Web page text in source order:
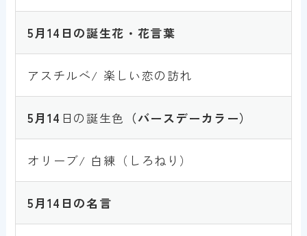
5月 14 日の誕生花・花言葉
アスチルベ/ 楽しい恋の訪れ
5月 14 日の誕生色 （バースデーカラー）
オリーブ/ 白練（しろねり）
5月 14日の名言